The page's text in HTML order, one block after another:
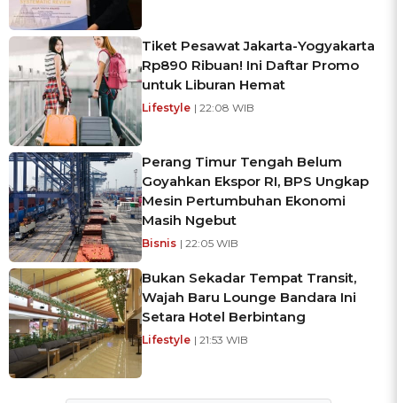
Tiket Pesawat Jakarta-Yogyakarta
Rp890 Ribuan! Ini Daftar Promo
untuk Liburan Hemat
Lifestyle | 22:08 WIB
Perang Timur Tengah Belum
Goyahkan Ekspor RI, BPS Ungkap
Mesin Pertumbuhan Ekonomi
Masih Ngebut
Bisnis | 22:05 WIB
Bukan Sekadar Tempat Transit,
Wajah Baru Lounge Bandara Ini
Setara Hotel Berbintang
Lifestyle | 21:53 WIB